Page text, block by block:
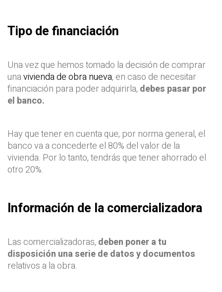
Tipo de financiación
Una vez que hemos tomado la decisión de comprar
unavivienda de obra nueva, en caso de necesitar
financiación para poder adquirirla, debes pasar por
el banco.
Hay que tener en cuenta que, por norma general, el
banco va a concederte el 80% del valor de la
vivienda. Por lo tanto, tendrás que tener ahorrado el
otro 20%.
Información de la comercializadora
Las comercializadoras, deben poner a tu
disposición una serie de datos y documentos
relativos a la obra.